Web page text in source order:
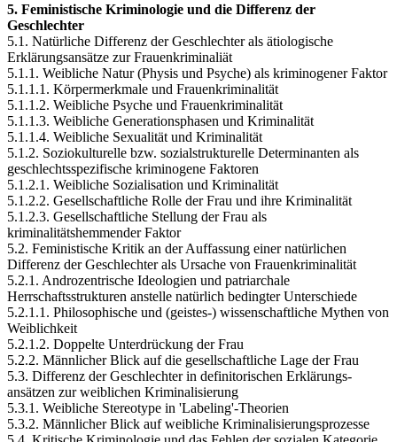
5. Feministische Kriminologie und die Differenz der
Geschlechter
5.1. Natürliche Differenz der Geschlechter als ätiologische
Erklärungsansätze zur Frauenkriminaliät
5.1.1. Weibliche Natur (Physis und Psyche) als kriminogener Faktor
5.1.1.1. Körpermerkmale und Frauenkriminalität
5.1.1.2. Weibliche Psyche und Frauenkriminalität
5.1.1.3. Weibliche Generationsphasen und Kriminalität
5.1.1.4. Weibliche Sexualität und Kriminalität
5.1.2. Soziokulturelle bzw. sozialstrukturelle Determinanten als
geschlechtsspezifische kriminogene Faktoren
5.1.2.1. Weibliche Sozialisation und Kriminalität
5.1.2.2. Gesellschaftliche Rolle der Frau und ihre Kriminalität
5.1.2.3. Gesellschaftliche Stellung der Frau als
kriminalitätshemmender Faktor
5.2. Feministische Kritik an der Auffassung einer natürlichen
Differenz der Geschlechter als Ursache von Frauenkriminalität
5.2.1. Androzentrische Ideologien und patriarchale
Herrschaftsstrukturen anstelle natürlich bedingter Unterschiede
5.2.1.1. Philosophische und (geistes-) wissenschaftliche Mythen von
Weiblichkeit
5.2.1.2. Doppelte Unterdrückung der Frau
5.2.2. Männlicher Blick auf die gesellschaftliche Lage der Frau
5.3. Differenz der Geschlechter in definitorischen Erklärungs-
ansätzen zur weiblichen Kriminalisierung
5.3.1. Weibliche Stereotype in 'Labeling'-Theorien
5.3.2. Männlicher Blick auf weibliche Kriminalisierungsprozesse